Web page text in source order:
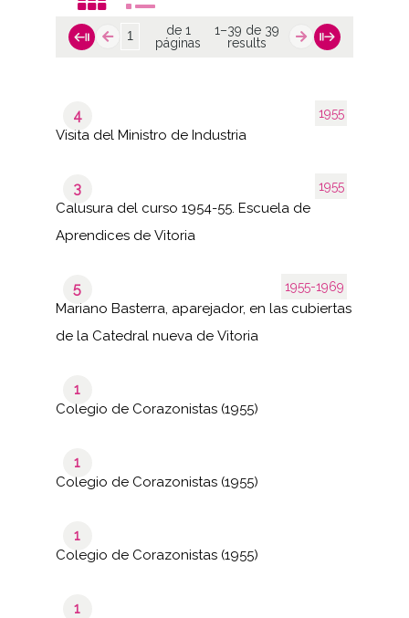
de 1
páginas
1–39 de 39
results
1955
4
Visita del Ministro de Industria
1955
3
Calusura del curso 1954-55. Escuela de
Aprendices de Vitoria
1955-1969
5
Mariano Basterra, aparejador, en las cubiertas
de la Catedral nueva de Vitoria
1
Colegio de Corazonistas (1955)
1
Colegio de Corazonistas (1955)
1
Colegio de Corazonistas (1955)
1